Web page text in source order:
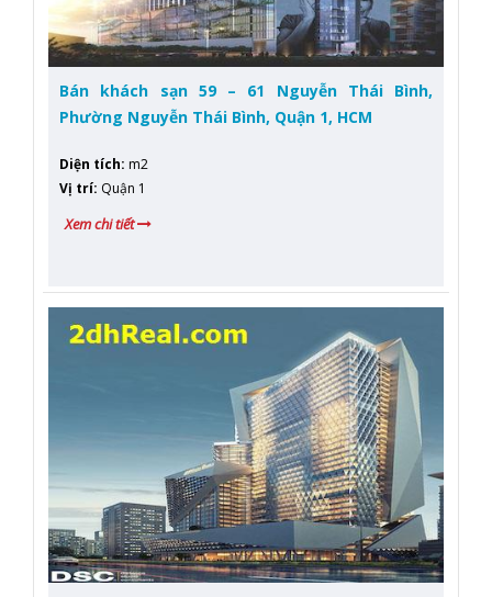
Bán khách sạn 59 – 61 Nguyễn Thái Bình,
Phường Nguyễn Thái Bình, Quận 1, HCM
Diện tích: m2
Vị trí: Quận 1
Xem chi tiết